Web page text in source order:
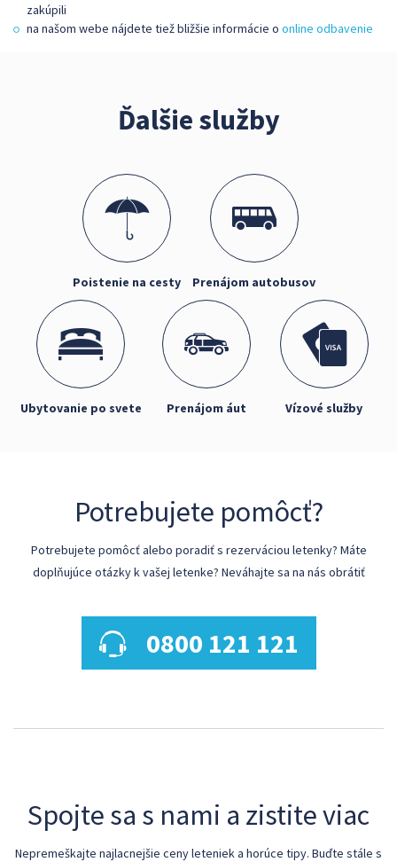
zakúpili
na našom webe nájdete tiež bližšie informácie o online odbavenie
Ďalšie služby
Poistenie na cesty Prenájom autobusov
Ubytovanie po svete Prenájom áut Vízové služby
Potrebujete pomôcť?
Potrebujete pomôcť alebo poradiť s rezerváciou letenky? Máte
doplňujúce otázky k vašej letenke? Neváhajte sa na nás obrátiť
0800 121 121
Spojte sa s nami a zistite viac
Nepremeškajte najlacnejšie ceny leteniek a horúce tipy. Buďte stále s